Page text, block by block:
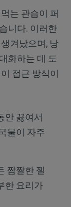
는 관습이 퍼
니다. 이러한
겨났으며, 낭
화하는 데 도
접근 방식이
안 끓여서
물이 자주
짭짤한 젤
한 요리가